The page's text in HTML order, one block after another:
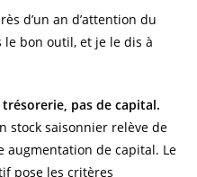
d’un an d’attention du
le bon outil, et je le dis à
pas de capital.
stock saisonnier relève de
augmentation de capital. Le
pose les critères